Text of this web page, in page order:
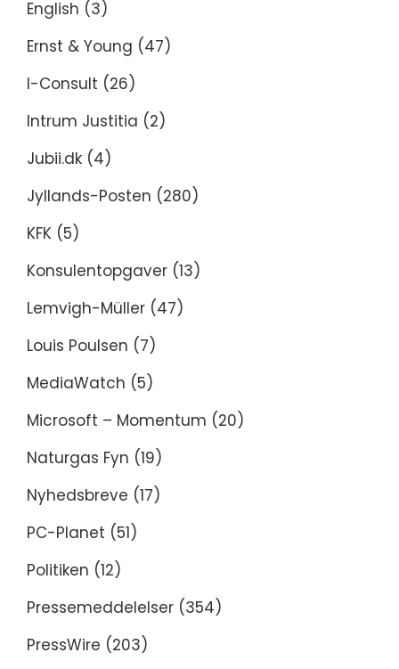
English (3)
Ernst & Young (47)
I-Consult (26)
Intrum Justitia (2)
Jubii.dk (4)
Jyllands-Posten (280)
KFK (5)
Konsulentopgaver (13)
Lemvigh-Müller (47)
Louis Poulsen (7)
MediaWatch (5)
Microsoft – Momentum (20)
Naturgas Fyn (19)
Nyhedsbreve (17)
PC-Planet (51)
Politiken (12)
Pressemeddelelser (354)
PressWire (203)